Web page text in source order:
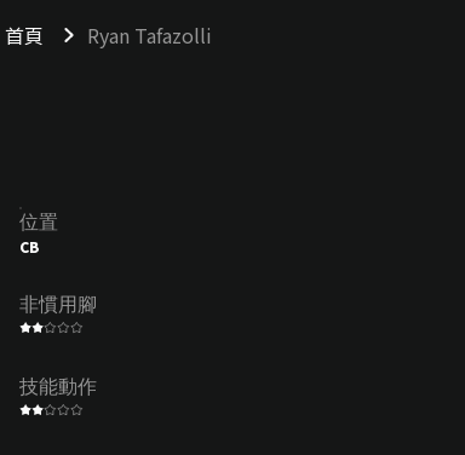
首頁 Ryan Tafazolli
位置
CB
非慣用腳
技能動作